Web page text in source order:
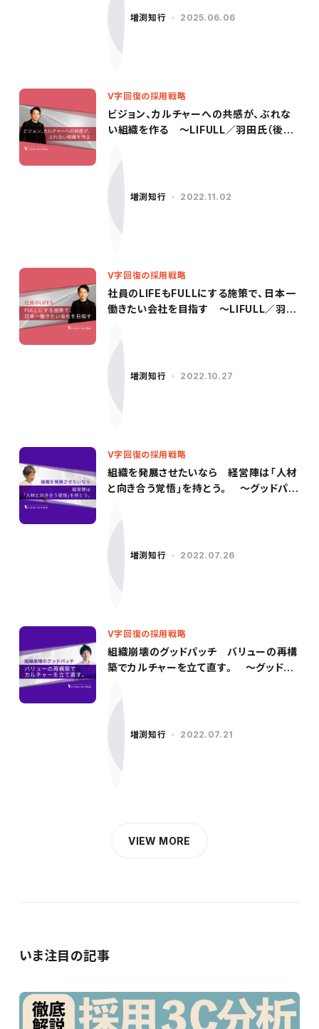
増渕知行 2025.06.06
V字回復の採用戦略
ビジョン、カルチャーへの共感が、ぶれな
い組織を作る ～LIFULL／羽田氏（後
増渕知行 2022.11.02
V字回復の採用戦略
社員のLIFEもFULLにする施策で、日本一
働きたい会社を目指す 〜LIFULL／羽田
増渕知行 2022.10.27
V字回復の採用戦略
組織を発展させたいなら 経営陣は「人材
と向き合う覚悟」を持とう。 〜グッドパッ
増渕知行 2022.07.26
V字回復の採用戦略
組織崩壊のグッドパッチ バリューの再構
築でカルチャーを立て直す。 〜グッドパ
増渕知行 2022.07.21
VIEW MORE
いま注目の記事